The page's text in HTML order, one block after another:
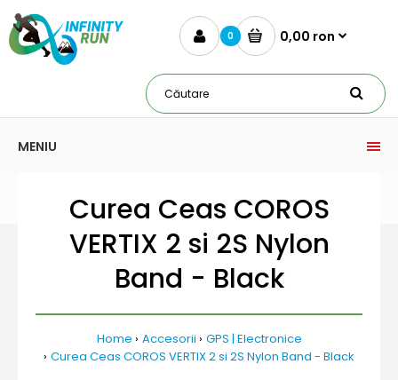
0 0,00 ron
MENIU
Curea Ceas COROS
VERTIX 2 si 2S Nylon
Band - Black
Home Accesorii
GPS | Electronice
Curea Ceas COROS VERTIX 2 si 2S Nylon Band - Black